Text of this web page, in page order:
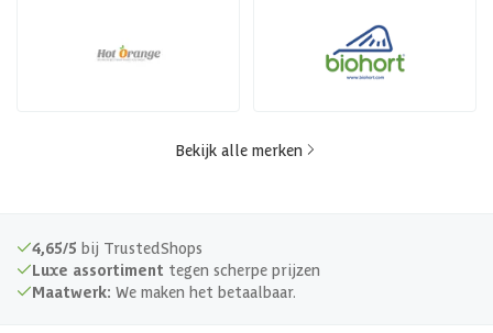
Bekijk alle merken
4,65/5 bij TrustedShops
Luxe assortiment tegen scherpe prijzen
Maatwerk: We maken het betaalbaar.